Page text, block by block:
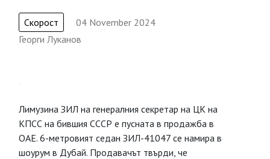
Скорост
04 November 2024
Георги Луканов
Лимузина ЗИЛ на генералния секретар на ЦК на
КПСС на бившия СССР е пусната в продажба в
ОАЕ. 6-метровият седан ЗИЛ-41047 се намира в
шоурум в Дубай. Продавачът твърди, че